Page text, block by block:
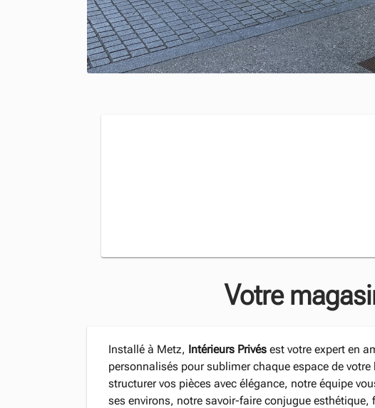
Votre
Installé à Metz, Intérieurs Privés est votre expert en
personnalisés pour sublimer chaque espace de
structurer vos pièces avec élégance, notre équipe
ses environs, notre savoir-faire conjugue